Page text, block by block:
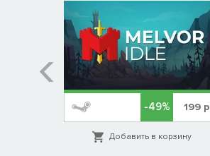
-49% 199р
Добавить в корзину